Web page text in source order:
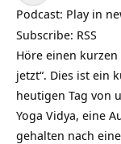
Podcast: Play in
Subscribe: RSS
Höre einen
jetzt“. Dies ist ein
heutigen Tag von
Yoga Vidya, eine
gehalten nach